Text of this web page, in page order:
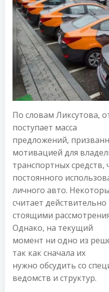
По словам Ликсутова,
поступает масса
предложений,
мотивацией для
транспортных средств,
постоянного
личного авто.
считает действительно
стоящими
Однако, на текущий
момент ни одно из
так как сначала их
нужно обсудить со
ведомств и структур.